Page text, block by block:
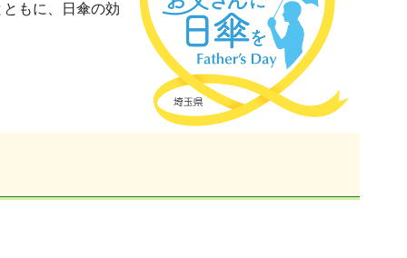
もに、日傘の効